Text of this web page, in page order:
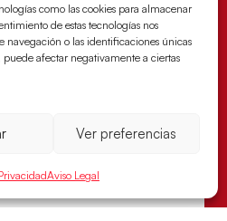
como las cookies para almacenar
de estas tecnologías nos
navegación o las identificaciones únicas
afectar negativamente a ciertas
Ver preferencias
Aviso Legal
semifinales
7:1 que les ha dado el pase